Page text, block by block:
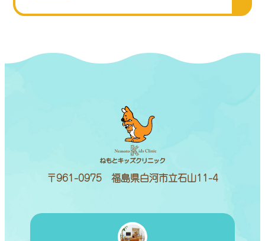
〒961-0975 福島県白河市立石山11-4